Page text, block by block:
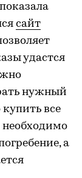
сайт
удастся
нужный
купить все
а